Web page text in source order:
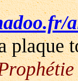
plaque